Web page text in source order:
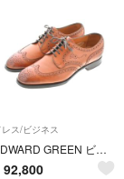
レス/ビジネス
EDWARD GREEN ビジネス・ドレスシューズ 23.5cm 茶 【古着】【中古】【送料無料】
92,800